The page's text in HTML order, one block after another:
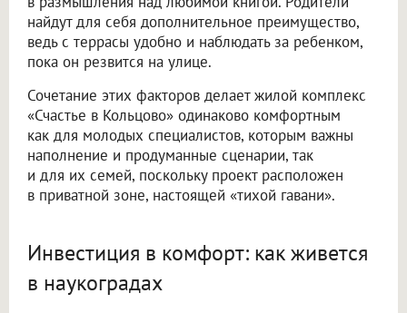
найдут для себя дополнительное преимущество,
ведь с террасы удобно и наблюдать за ребенком,
пока он резвится на улице.
Сочетание этих факторов делает жилой комплекс
«Счастье в Кольцово» одинаково комфортным
как для молодых специалистов, которым важны
наполнение и продуманные сценарии, так
и для их семей, поскольку проект расположен
в приватной зоне, настоящей «тихой гавани».
Инвестиция в комфорт: как живется
в наукоградах